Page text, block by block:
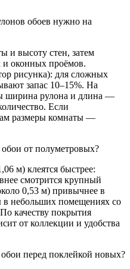
обоев нужно на
и высоту стен, затем
оконных проёмов.
рисунка): для сложных
запас 10–15%. На
ширина рулона и длина —
Если
размеры комнаты —
от полуметровых?
м) клеятся быстрее:
смотрится крупный
0,53 м) привычнее в
в небольших помещениях со
качеству покрытия
от коллекции и удобства
перед поклейкой новых?